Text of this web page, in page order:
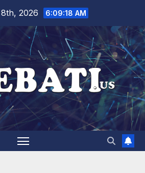
2026 6:09:19 AM